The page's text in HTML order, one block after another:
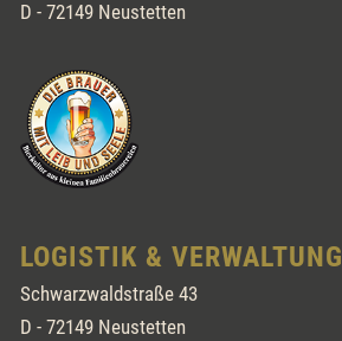
D - 72149 Neustetten
LOGISTIK & VERWALTUNG
Schwarzwaldstraße 43
D - 72149 Neustetten